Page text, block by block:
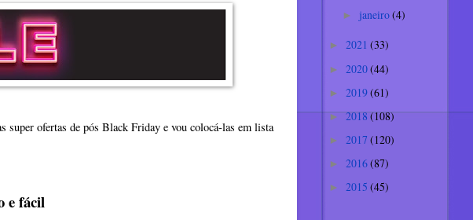
super ofertas de pós Black Friday e vou colocá-las em lista
e fácil
► janeiro(4)
► 2021 (33)
► 2020(44)
► 2019(61)
► 2018(108)
► 2017 (120)
► 2016(87)
► 2015 (45)